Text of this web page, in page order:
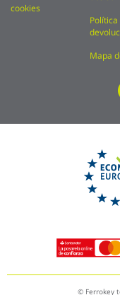
cookies
Política
Mapa
© Ferrokey